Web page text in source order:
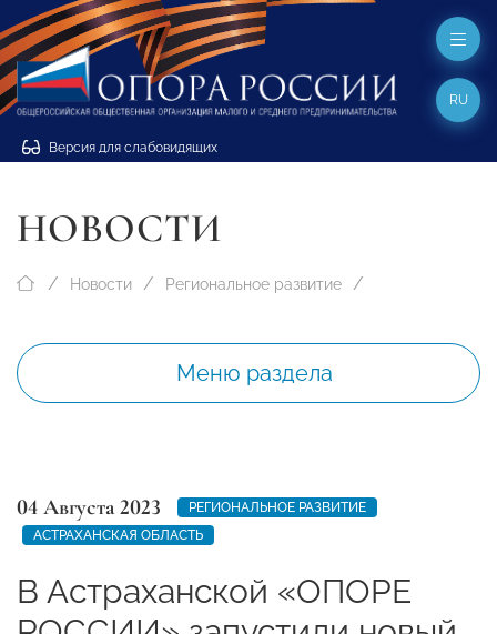
Версия для слабовидящих
RU
НОВОСТИ
Новости Региональное развитие
Меню раздела
04 Августа 2023
РЕГИОНАЛЬНОЕ РАЗВИТИЕ
АСТРАХАНСКАЯ ОБЛАСТЬ
В Астраханской «ОПОРЕ